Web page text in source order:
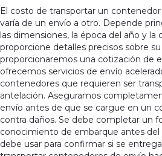
El costo de transportar un
varía de un envío a otro. Depende
las dimensiones, la época del año y la
proporcione detalles precisos sobre
proporcionaremos una cotización de
ofrecemos servicios de envío
contenedores que requieren ser
antelación. Aseguramos
envío antes de que se cargue en un
contra daños. Se debe completar un
conocimiento de embarque antes
debe usar para confirmar si se